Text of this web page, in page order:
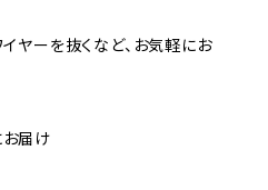
ヤーを抜くなど、お気軽にお
届け